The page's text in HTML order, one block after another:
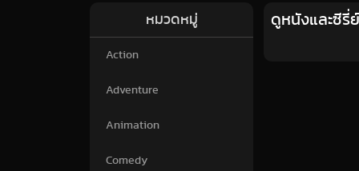
หมวดหมู่
Action
Adventure
Animation
Comedy
ดูหนังและซีรี่